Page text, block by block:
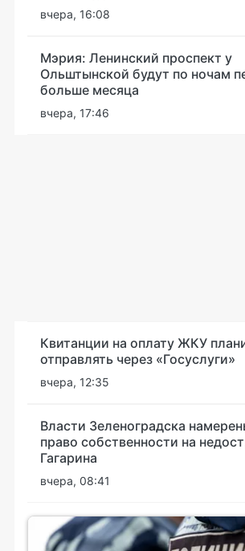
вчера, 16:08
Мэрия: Ленинский проспект у
Ольштынской будут по ночам
больше месяца
вчера, 17:46
Квитанции на оплату ЖКУ
отправлять через «Госуслуги»
вчера, 12:35
Власти Зеленоградска
право собственности на
Гагарина
вчера, 08:41